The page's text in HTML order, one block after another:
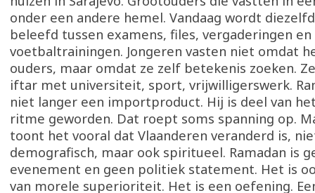
onder een andere hemel. Vandaag wordt
beleefd tussen examens, files, vergaderingen en
voetbaltrainingen. Jongeren vasten niet omdat
ouders, maar omdat ze zelf betekenis zoeken.
iftar met universiteit, sport, vrijwilligerswerk.
niet langer een importproduct. Hij is deel van
ritme geworden. Dat roept soms spanning op.
toont het vooral dat Vlaanderen veranderd is,
demografisch, maar ook spiritueel. Ramadan is
evenement en geen politiek statement. Het is
van morele superioriteit. Het is een oefening.